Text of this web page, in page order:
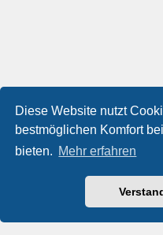
Diese Website nutzt
bestmöglichen Komfort
bieten. Mehr erfahren